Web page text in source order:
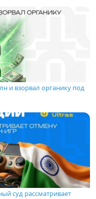
и взорвал органику под
суд рассматривает